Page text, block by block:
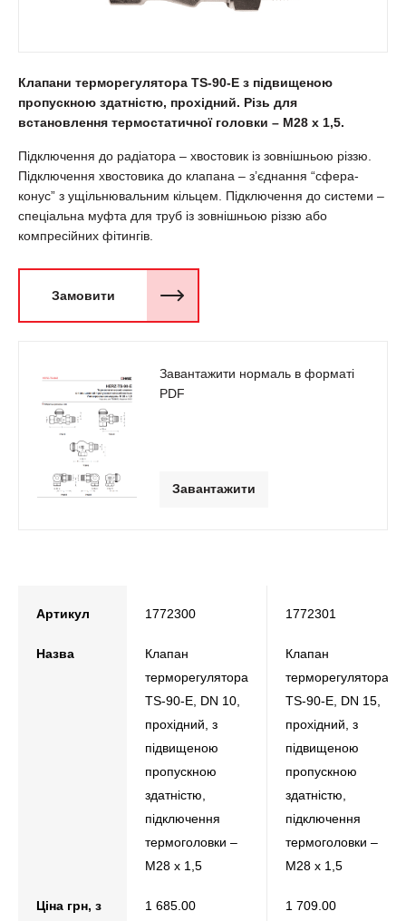
Клапани терморегулятора TS-90-E з підвищеною
пропускною здатністю, прохідний. Різь для
встановлення термостатичної головки – М28 х 1,5.
Підключення до радіатора – хвостовик із зовнішньою різзю.
Підключення хвостовика до клапана – з’єднання “сфера-
конус” з ущільнювальним кільцем. Підключення до системи –
спеціальна муфта для труб із зовнішньою різзю або
компресійних фітингів.
Замовити
Завантажити нормаль в форматі
PDF
Завантажити
Артикул 1772300 1772301
Назва
Клапан
терморегулятора
TS-90-E, DN 10,
прохідний, з
підвищеною
пропускною
здатністю,
підключення
термоголовки –
М28 х 1,5
Клапан
терморегулятора
TS-90-E, DN 15,
прохідний, з
підвищеною
пропускною
здатністю,
підключення
термоголовки –
М28 х 1,5
Ціна грн, з
1 685.00 1 709.00